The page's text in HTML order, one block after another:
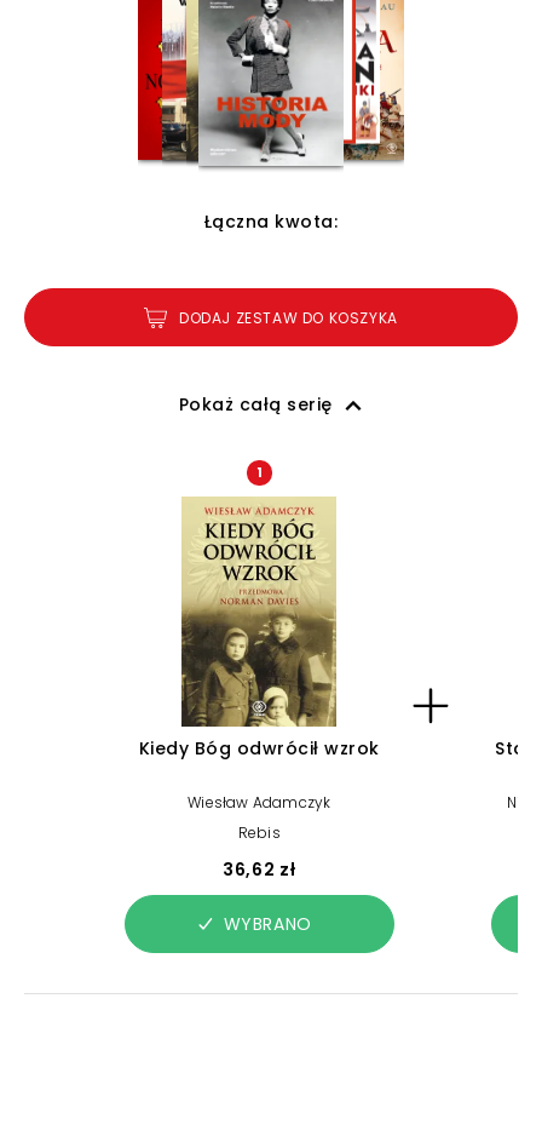
Łączna kwota:
DODAJ ZESTAW DO KOSZYKA
Pokaż całą serię
1
Kiedy Bóg odwrócił wzrok
Wiesław Adamczyk
Rebis
36,62 zł
WYBRANO